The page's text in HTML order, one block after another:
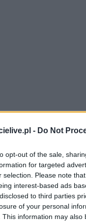
- Do Not
opt-out of the sale,
for targeted
selection. Please note
interest-based ads
to third parties
of your personal
This information may
Pragaw ramach Mecz
meczowe.
TWK (tylko wynik końcowy)
Kraków vs. Slavia Praga